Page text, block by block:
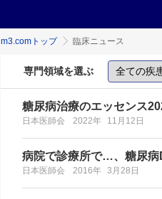
m3.comトップ 臨床ニュース
専門領域を選ぶ
糖尿病治療のエッセンス
日本医師会 2022年 11月12日
病院で診療所で…、糖尿病
日本医師会 2016年 3月28日